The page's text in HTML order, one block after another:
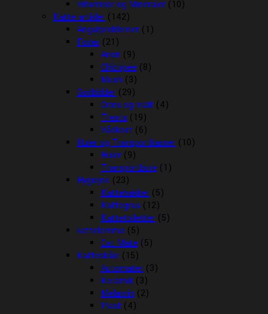
Vitaminer og Mineraler (10)
Katte artikler (142)
Angstproblemer (1)
Foder (21)
Arion (9)
Chicopee (8)
Mush (3)
Godbidder (29)
Græs og malt (4)
Treats (19)
Vådkost (6)
Huler og Transportkasser (10)
Huler (9)
Transportbure (1)
Hygiejne (23)
Kattebakker (5)
Kattegrus (12)
Kattetoiletter (5)
kattelemme (5)
Cat Mate (5)
Katteskåle (15)
Automater (3)
Keramik (3)
Melamin (2)
Plast (4)